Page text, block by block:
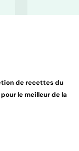
de recettes du
le meilleur de la